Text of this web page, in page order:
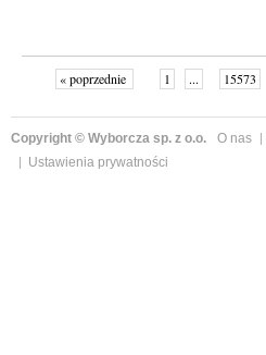
« poprzednie 1 ... 15573
Copyright © Wyborcza sp. z o.o. O nas
Ustawienia prywatności